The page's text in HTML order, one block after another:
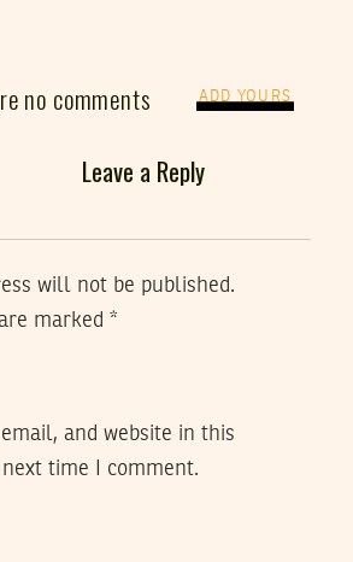
no comments ADD YOURS
Leave a Reply
will not be published.
marked *
and website in this
time I comment.